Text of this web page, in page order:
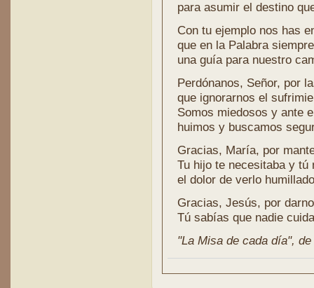
para asumir el destino
Con tu ejemplo nos has
que en la Palabra
una guía para nuestro
Perdónanos, Señor, por
que ignorarnos el
Somos miedosos y ante
huimos y buscamos
Gracias, María, por
Tu hijo te necesitaba y tú
el dolor de verlo
Gracias, Jesús, por
Tú sabías que nadie
"La Misa de cada día",